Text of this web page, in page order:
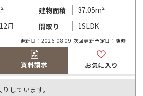
建物面積
87.05m²
月 間取り 1SLDK
更新日：2026-08-09 次回更新予定日：随時
資料請求 お気に入り
しています。